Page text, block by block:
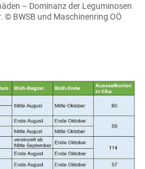
– Dominanz der Leguminosen
© BWSB und Maschinenring OÖ